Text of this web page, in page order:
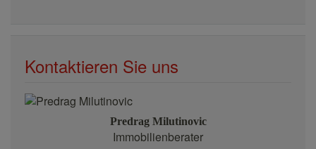
Kontaktieren Sie uns
Predrag Milutinovic
Immobilienberater